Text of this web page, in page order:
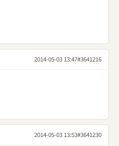
2014-05-03 13:47#3641216
2014-05-03 13:53#3641230